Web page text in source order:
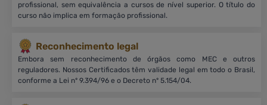
profissional, sem equivalência a cursos de nível superior. O título do
curso não implica em formação profissional.
Reconhecimento legal
Embora sem reconhecimento de órgãos como MEC e outros
reguladores. Nossos Certificados têm validade legal em todo o Brasil,
conforme a Lei nº 9.394/96 e o Decreto nº 5.154/04.